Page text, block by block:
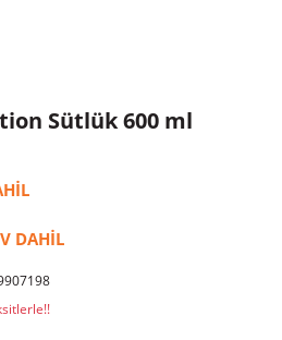
Sütlük 600 ml
DAHİL